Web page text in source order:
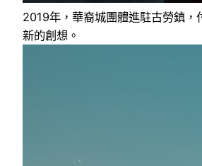
2019年，華裔城團體進駐古勞鎮，
新的創想。